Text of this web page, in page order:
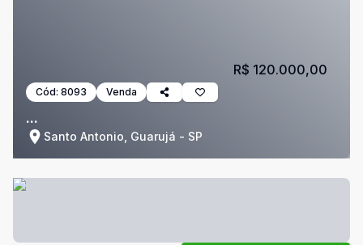
Cód: 8093 Venda
...
Santo Antonio, Guarujá - SP
R$ 120.000,00